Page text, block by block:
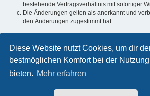
Diese Website nutzt Cookies, um dir
bestmöglichen Komfort bei der
bieten. Mehr erfahren
bestehende Vertragsverhältnis mit sofortiger
Die Änderungen gelten als anerkannt und
den Änderungen zugestimmt hat.
Informationen über den Umgang mit deinen
sind in der Datenschutzerklärung enthalten.
Foren-Übersicht
Powered byphpBB® Forum Software ©